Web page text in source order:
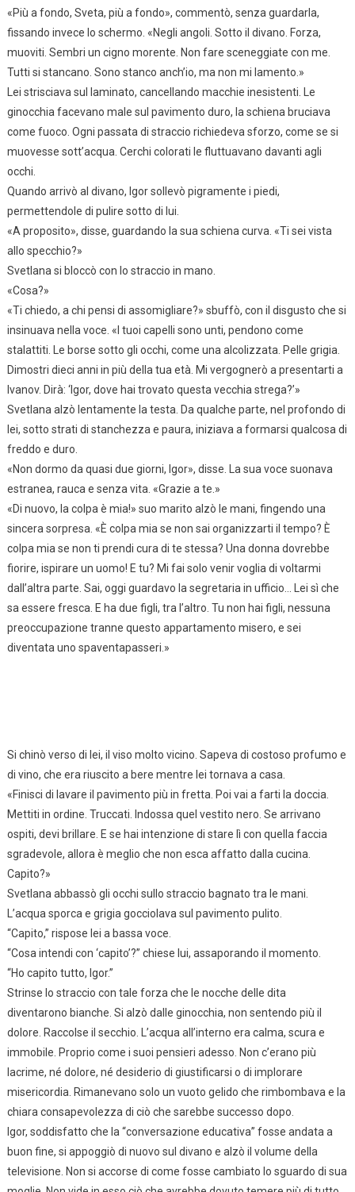
«Più a fondo, Sveta, più a fondo», commentò, senza guardarla,
fissando invece lo schermo. «Negli angoli. Sotto il divano. Forza,
muoviti. Sembri un cigno morente. Non fare sceneggiate con me.
Tutti si stancano. Sono stanco anch’io, ma non mi lamento.»
Lei strisciava sul laminato, cancellando macchie inesistenti. Le
ginocchia facevano male sul pavimento duro, la schiena bruciava
come fuoco. Ogni passata di straccio richiedeva sforzo, come se si
muovesse sott’acqua. Cerchi colorati le fluttuavano davanti agli
occhi.
Quando arrivò al divano, Igor sollevò pigramente i piedi,
permettendole di pulire sotto di lui.
«A proposito», disse, guardando la sua schiena curva. «Ti sei vista
allo specchio?»
Svetlana si bloccò con lo straccio in mano.
«Cosa?»
«Ti chiedo, a chi pensi di assomigliare?» sbuffò, con il disgusto che si
insinuava nella voce. «I tuoi capelli sono unti, pendono come
stalattiti. Le borse sotto gli occhi, come una alcolizzata. Pelle grigia.
Dimostri dieci anni in più della tua età. Mi vergognerò a presentarti a
Ivanov. Dirà: ‘Igor, dove hai trovato questa vecchia strega?’»
Svetlana alzò lentamente la testa. Da qualche parte, nel profondo di
lei, sotto strati di stanchezza e paura, iniziava a formarsi qualcosa di
freddo e duro.
«Non dormo da quasi due giorni, Igor», disse. La sua voce suonava
estranea, rauca e senza vita. «Grazie a te.»
«Di nuovo, la colpa è mia!» suo marito alzò le mani, fingendo una
sincera sorpresa. «È colpa mia se non sai organizzarti il tempo? È
colpa mia se non ti prendi cura di te stessa? Una donna dovrebbe
fiorire, ispirare un uomo! E tu? Mi fai solo venir voglia di voltarmi
dall’altra parte. Sai, oggi guardavo la segretaria in ufficio… Lei sì che
sa essere fresca. E ha due figli, tra l’altro. Tu non hai figli, nessuna
preoccupazione tranne questo appartamento misero, e sei
diventata uno spaventapasseri.»
Si chinò verso di lei, il viso molto vicino. Sapeva di costoso profumo e
di vino, che era riuscito a bere mentre lei tornava a casa.
«Finisci di lavare il pavimento più in fretta. Poi vai a farti la doccia.
Mettiti in ordine. Truccati. Indossa quel vestito nero. Se arrivano
ospiti, devi brillare. E se hai intenzione di stare lì con quella faccia
sgradevole, allora è meglio che non esca affatto dalla cucina.
Capito?»
Svetlana abbassò gli occhi sullo straccio bagnato tra le mani.
L’acqua sporca e grigia gocciolava sul pavimento pulito.
“Capito,” rispose lei a bassa voce.
“Cosa intendi con ‘capito’?” chiese lui, assaporando il momento.
“Ho capito tutto, Igor.”
Strinse lo straccio con tale forza che le nocche delle dita
diventarono bianche. Si alzò dalle ginocchia, non sentendo più il
dolore. Raccolse il secchio. L’acqua all’interno era calma, scura e
immobile. Proprio come i suoi pensieri adesso. Non c’erano più
lacrime, né dolore, né desiderio di giustificarsi o di implorare
misericordia. Rimanevano solo un vuoto gelido che rimbombava e la
chiara consapevolezza di ciò che sarebbe successo dopo.
Igor, soddisfatto che la “conversazione educativa” fosse andata a
buon fine, si appoggiò di nuovo sul divano e alzò il volume della
televisione. Non si accorse di come fosse cambiato lo sguardo di sua